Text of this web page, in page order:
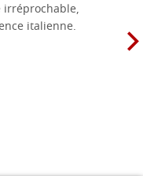
irréprochable,
italienne.